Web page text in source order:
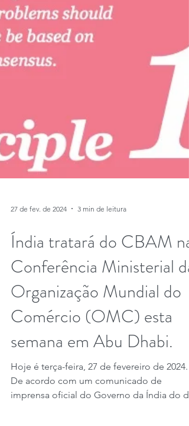
27 de fev. de 2024 3 min de leitura
Índia tratará do CBAM na
Conferência Ministerial da
Organização Mundial do
Comércio (OMC) esta